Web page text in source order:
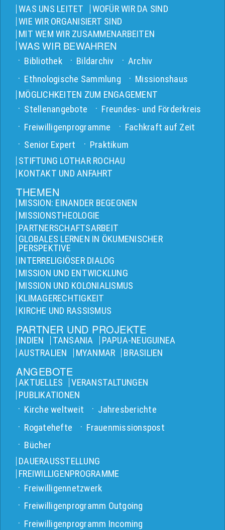
WAS UNS LEITET
WOFÜR WIR DA SIND
WIE WIR ORGANISIERT SIND
MIT WEM WIR ZUSAMMENARBEITEN
WAS WIR BEWAHREN
Bibliothek Bildarchiv
Archiv
Ethnologische Sammlung
Missionshaus
MÖGLICHKEITEN ZUM ENGAGEMENT
Stellenangebote
Freundes- und Förderkreis
Freiwilligenprogramme
Fachkraft auf Zeit
Senior Expert
Praktikum
STIFTUNG LOTHAR ROCHAU
KONTAKT UND ANFAHRT
THEMEN
MISSION: EINANDER BEGEGNEN
MISSIONSTHEOLOGIE
PARTNERSCHAFTSARBEIT
GLOBALES LERNEN IN ÖKUMENISCHER
PERSPEKTIVE
INTERRELIGIÖSER DIALOG
MISSION UND ENTWICKLUNG
MISSION UND KOLONIALISMUS
KLIMAGERECHTIGKEIT
KIRCHE UND RASSISMUS
PARTNER UND PROJEKTE
INDIEN TANSANIA
PAPUA-NEUGUINEA
AUSTRALIEN
MYANMAR BRASILIEN
ANGEBOTE
AKTUELLES
VERANSTALTUNGEN
PUBLIKATIONEN
Kirche weltweit
Jahresberichte
Rogatehefte
Frauenmissionspost
Bücher
DAUERAUSSTELLUNG
FREIWILLIGENPROGRAMME
Freiwilligennetzwerk
Freiwilligenprogramm Outgoing
Freiwilligenprogramm Incoming